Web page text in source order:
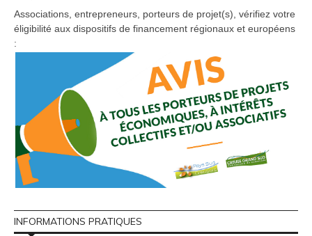
Associations, entrepreneurs, porteurs de projet(s), vérifiez votre
éligibilité aux dispositifs de financement régionaux et européens
:
INFORMATIONS PRATIQUES